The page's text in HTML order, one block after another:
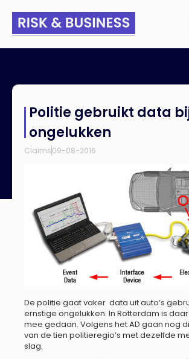
Politie gebruikt data
ongelukken
Claims09-08-2016
De politie gaat vaker data uit auto’s
ernstige ongelukken. In Rotterdam is
mee gedaan. Volgens het AD gaan nog
van de tien politieregio’s met dezelfde
slag.